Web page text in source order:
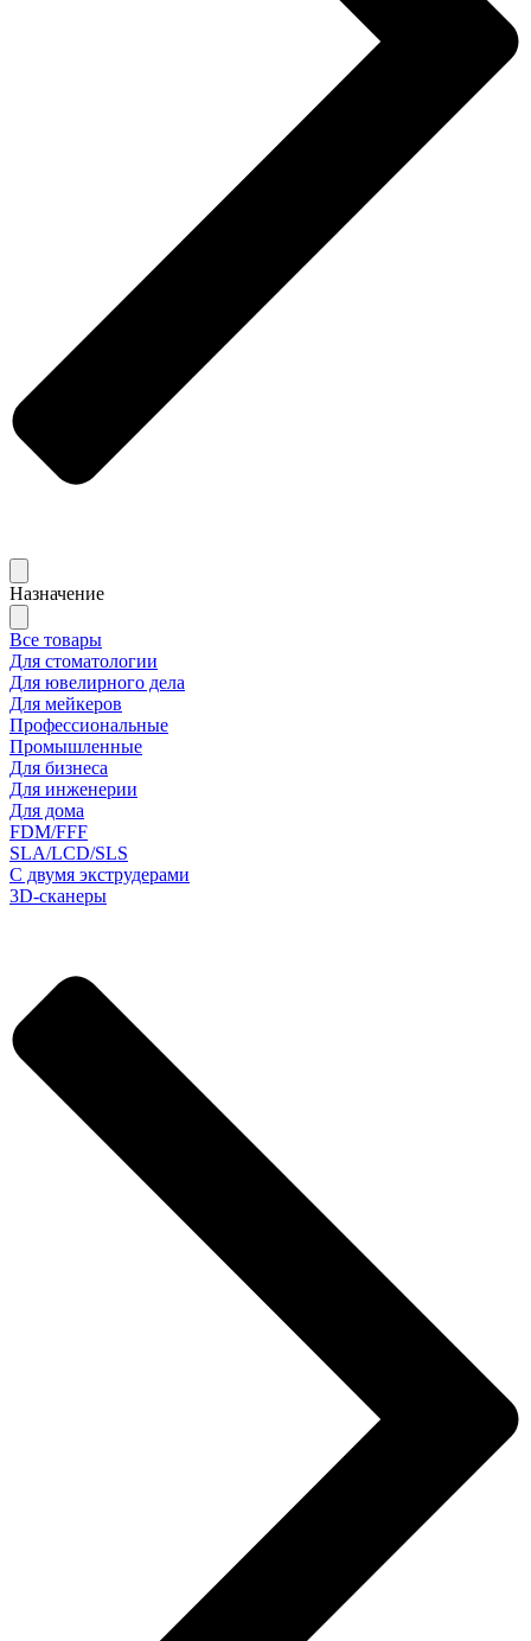
Назначение
Все товары
Для стоматологии
Для ювелирного дела
Для мейкеров
Профессиональные
Промышленные
Для бизнеса
Для инженерии
Для дома
FDM/FFF
SLA/LCD/SLS
С двумя экструдерами
3D-сканеры